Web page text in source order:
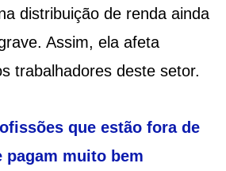
distribuição de renda ainda
Assim, ela afeta
trabalhadores deste setor.
que estão fora de
pagam muito bem